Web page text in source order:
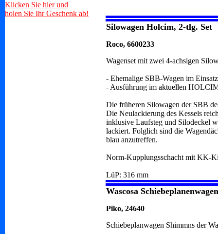
Klicken Sie hier und
holen Sie Ihr Geschenk ab!
Silowagen Holcim, 2-tlg. Set
Roco, 6600233
Wagenset mit zwei 4-achsigen
- Ehemalige SBB-Wagen im
- Ausführung im aktuellen
Die früheren Silowagen der SBB
Die Neulackierung des Kessels
inklusive Laufsteg und Silodeckel
lackiert. Folglich sind die
blau anzutreffen.
Norm-Kupplungsschacht mit KK-
LüP: 316 mm
Wascosa Schiebeplanenwagen
Piko, 24640
Schiebeplanwagen Shimmns der